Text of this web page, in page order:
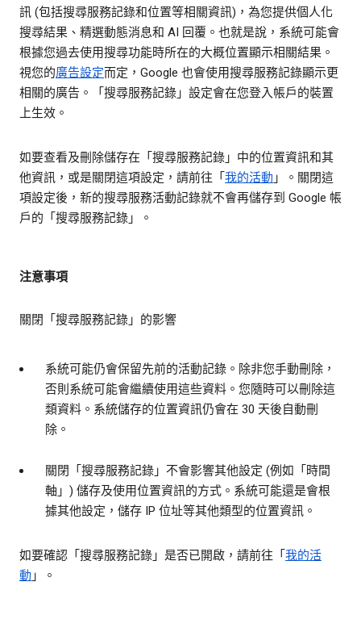
訊 (包括搜尋服務記錄和位置等相關資訊)，為您提供個人化
搜尋結果、精選動態消息和 AI 回覆。也就是說，系統可能會
根據您過去使用搜尋功能時所在的大概位置顯示相關結果。
視您的廣告設定而定，Google 也會使用搜尋服務記錄顯示更
相關的廣告。「搜尋服務記錄」設定會在您登入帳戶的裝置
上生效。
如要查看及刪除儲存在「搜尋服務記錄」中的位置資訊和其
他資訊，或是關閉這項設定，請前往「 我的活動 」。關閉這
項設定後，新的搜尋服務活動記錄就不會再儲存到 Google 帳
戶的「搜尋服務記錄」。
注意事項
關閉「搜尋服務記錄」的影響
系統可能仍會保留先前的活動記錄。除非您手動刪除，
否則系統可能會繼續使用這些資料。您隨時可以刪除這
類資料。系統儲存的位置資訊仍會在 30 天後自動刪
除。
關閉「搜尋服務記錄」不會影響其他設定 (例如「時間
軸」) 儲存及使用位置資訊的方式。系統可能還是會根
據其他設定，儲存 IP 位址等其他類型的位置資訊。
如要確認「搜尋服務記錄」是否已開啟，請前往「 我的活
動 」。